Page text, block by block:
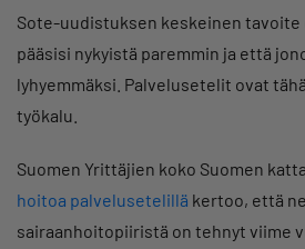
Sote-uudistuksen keskeinen tavoite
pääsisi nykyistä paremmin ja että
lyhyemmäksi. Palvelusetelit ovat
työkalu.
Suomen Yrittäjien koko Suomen
hoitoa palvelusetelillä kertoo, että
sairaanhoitopiiristä on tehnyt viime